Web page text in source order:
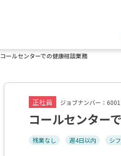
コールセンターでの健康相談業務
正社員 ジョブナンバー：
コールセンター
残業なし 週4日以内 シ